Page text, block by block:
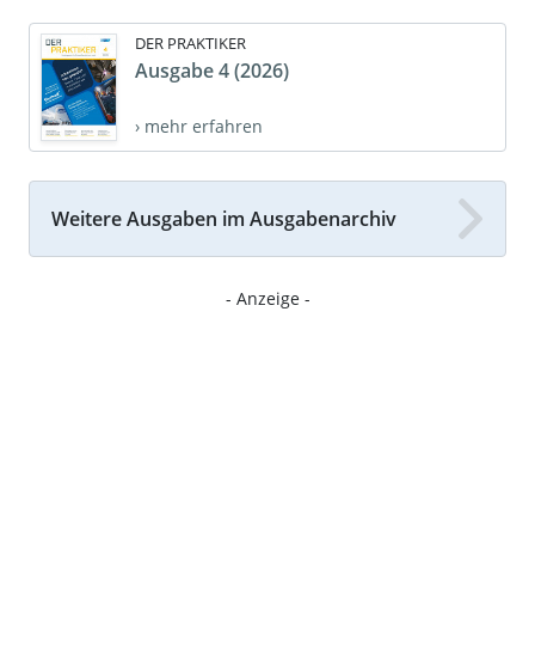
DER PRAKTIKER
Ausgabe 4 (2026)
› mehr erfahren
Weitere Ausgaben im Ausgabenarchiv
- Anzeige -